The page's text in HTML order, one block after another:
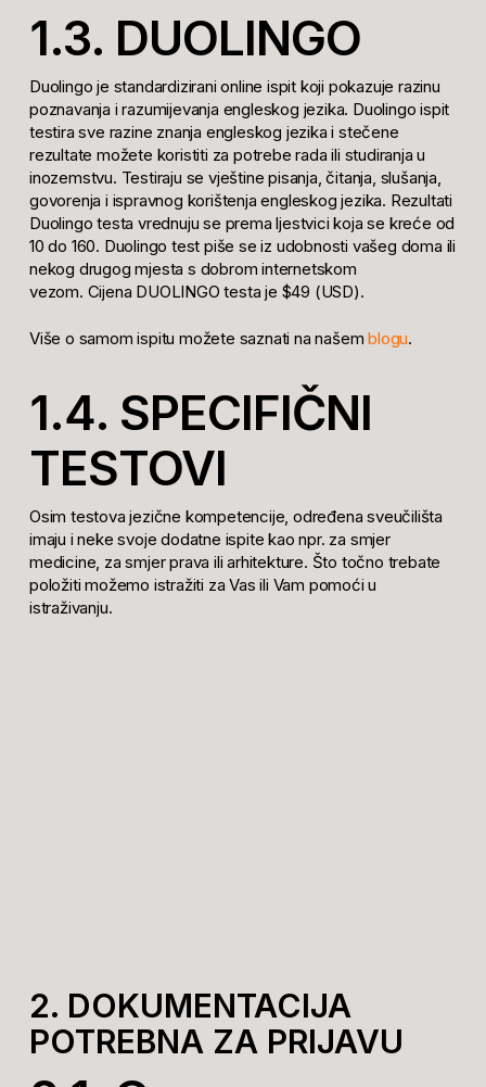
1.3. DUOLINGO
Duolingo je standardizirani online ispit koji pokazuje razinu
poznavanja i razumijevanja engleskog jezika. Duolingo ispit
testira sve razine znanja engleskog jezika i stečene
rezultate možete koristiti za potrebe rada ili studiranja u
inozemstvu. Testiraju se vještine pisanja, čitanja, slušanja,
govorenja i ispravnog korištenja engleskog jezika. Rezultati
Duolingo testa vrednuju se prema ljestvici koja se kreće od
10 do 160. Duolingo test piše se iz udobnosti vašeg doma ili
nekog drugog mjesta s dobrom internetskom
vezom. Cijena DUOLINGO testa je $49 (USD).
Više o samom ispitu možete saznati na našemblogu.
1.4. SPECIFIČNI
TESTOVI
Osim testova jezične kompetencije, određena sveučilišta
imaju i neke svoje dodatne ispite kao npr. za smjer
medicine, za smjer prava ili arhitekture. Što točno trebate
položiti možemo istražiti za Vas ili Vam pomoći u
istraživanju.
2. DOKUMENTACIJA
POTREBNA ZA PRIJAVU